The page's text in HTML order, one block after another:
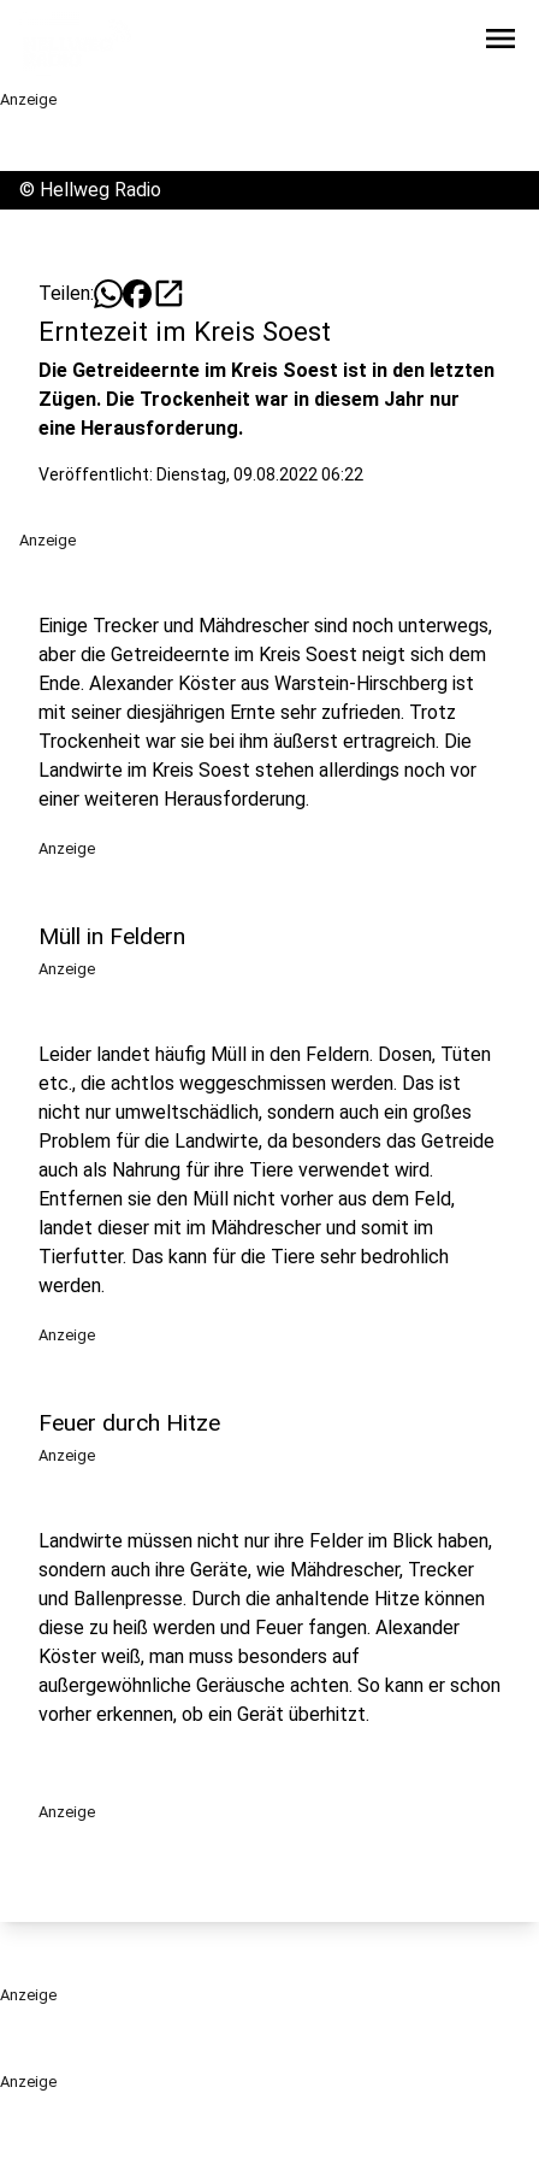
menu
Anzeige
Anzeige
© Hellweg Radio
Teilen: open_in_new
Erntezeit im Kreis Soest
Die Getreideernte im Kreis Soest ist in den letzten
Zügen. Die Trockenheit war in diesem Jahr nur
eine Herausforderung.
Veröffentlicht: Dienstag, 09.08.2022 06:22
Anzeige
Einige Trecker und Mähdrescher sind noch unterwegs,
aber die Getreideernte im Kreis Soest neigt sich dem
Ende. Alexander Köster aus Warstein-Hirschberg ist
mit seiner diesjährigen Ernte sehr zufrieden. Trotz
Trockenheit war sie bei ihm äußerst ertragreich. Die
Landwirte im Kreis Soest stehen allerdings noch vor
einer weiteren Herausforderung.
Anzeige
Müll in Feldern
Anzeige
Leider landet häufig Müll in den Feldern. Dosen, Tüten
etc., die achtlos weggeschmissen werden. Das ist
nicht nur umweltschädlich, sondern auch ein großes
Problem für die Landwirte, da besonders das Getreide
auch als Nahrung für ihre Tiere verwendet wird.
Entfernen sie den Müll nicht vorher aus dem Feld,
landet dieser mit im Mähdrescher und somit im
Tierfutter. Das kann für die Tiere sehr bedrohlich
werden.
Anzeige
Feuer durch Hitze
Anzeige
Landwirte müssen nicht nur ihre Felder im Blick haben,
sondern auch ihre Geräte, wie Mähdrescher, Trecker
und Ballenpresse. Durch die anhaltende Hitze können
diese zu heiß werden und Feuer fangen. Alexander
Köster weiß, man muss besonders auf
außergewöhnliche Geräusche achten. So kann er schon
vorher erkennen, ob ein Gerät überhitzt.
Anzeige
Anzeige